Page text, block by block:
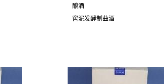
酿酒
窖泥发酵制曲酒